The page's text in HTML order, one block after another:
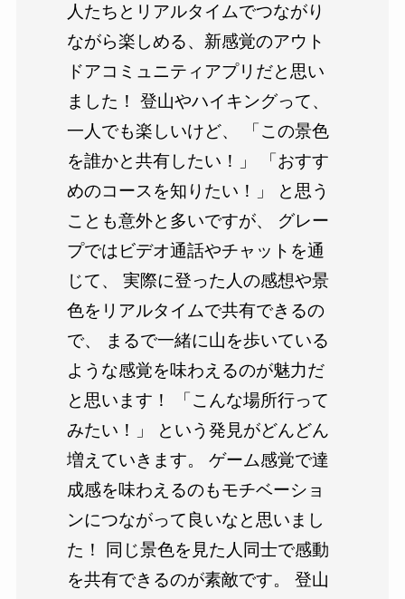
人たちとリアルタイムでつながり
ながら楽しめる、新感覚のアウト
ドアコミュニティアプリだと思い
ました！ 登山やハイキングって、
一人でも楽しいけど、 「この景色
を誰かと共有したい！」 「おすす
めのコースを知りたい！」 と思う
ことも意外と多いですが、 グレー
プではビデオ通話やチャットを通
じて、 実際に登った人の感想や景
色をリアルタイムで共有できるの
で、 まるで一緒に山を歩いている
ような感覚を味わえるのが魅力だ
と思います！ 「こんな場所行って
みたい！」 という発見がどんどん
増えていきます。 ゲーム感覚で達
成感を味わえるのもモチベーショ
ンにつながって良いなと思いまし
た！ 同じ景色を見た人同士で感動
を共有できるのが素敵です。 登山